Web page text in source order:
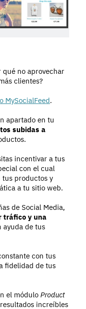
qué no aprovechar
clientes?
MySocialFeed.
apartado en tu
subidas a
incentivar a tus
con el cual
tus productos y
a tu sitio web.
de Social Media,
tráfico y una
ayuda de tus
con tus
fidelidad de tus
el módulo Product
increíbles